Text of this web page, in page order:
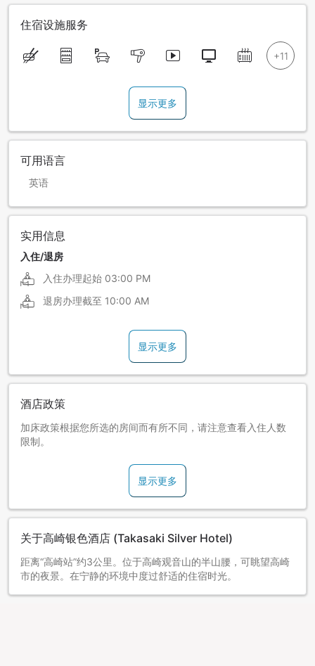
住宿设施服务
显示更多
可用语言
英语
实用信息
入住/退房
入住办理起始 03:00 PM
退房办理截至 10:00 AM
显示更多
酒店政策
加床政策根据您所选的房间而有所不同，请注意查看入住人数
限制。
显示更多
关于高崎银色酒店 (Takasaki Silver Hotel)
距离“高崎站”约3公里。位于高崎观音山的半山腰，可眺望高崎
市的夜景。在宁静的环境中度过舒适的住宿时光。